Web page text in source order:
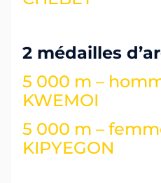
2 médailles
5 000 m –
KWEMOI
5 000 m –
KIPYEGON